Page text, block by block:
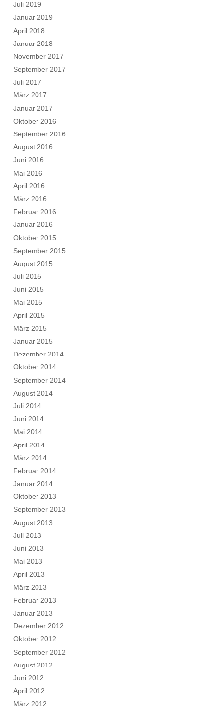
Juli 2019
Januar 2019
April 2018
Januar 2018
November 2017
September 2017
Juli 2017
März 2017
Januar 2017
Oktober 2016
September 2016
August 2016
Juni 2016
Mai 2016
April 2016
März 2016
Februar 2016
Januar 2016
Oktober 2015
September 2015
August 2015
Juli 2015
Juni 2015
Mai 2015
April 2015
März 2015
Januar 2015
Dezember 2014
Oktober 2014
September 2014
August 2014
Juli 2014
Juni 2014
Mai 2014
April 2014
März 2014
Februar 2014
Januar 2014
Oktober 2013
September 2013
August 2013
Juli 2013
Juni 2013
Mai 2013
April 2013
März 2013
Februar 2013
Januar 2013
Dezember 2012
Oktober 2012
September 2012
August 2012
Juni 2012
April 2012
März 2012